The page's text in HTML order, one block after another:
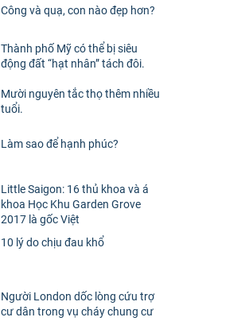
Công và quạ, con nào đẹp hơn?
Thành phố Mỹ có thể bị siêu
động đất “hạt nhân” tách đôi.
Mười nguyên tắc thọ thêm nhiều
tuổi.
Làm sao để hạnh phúc?
Little Saigon: 16 thủ khoa và á
khoa Học Khu Garden Grove
2017 là gốc Việt
10 lý do chịu đau khổ
Người London dốc lòng cứu trợ
cư dân trong vụ cháy chung cư